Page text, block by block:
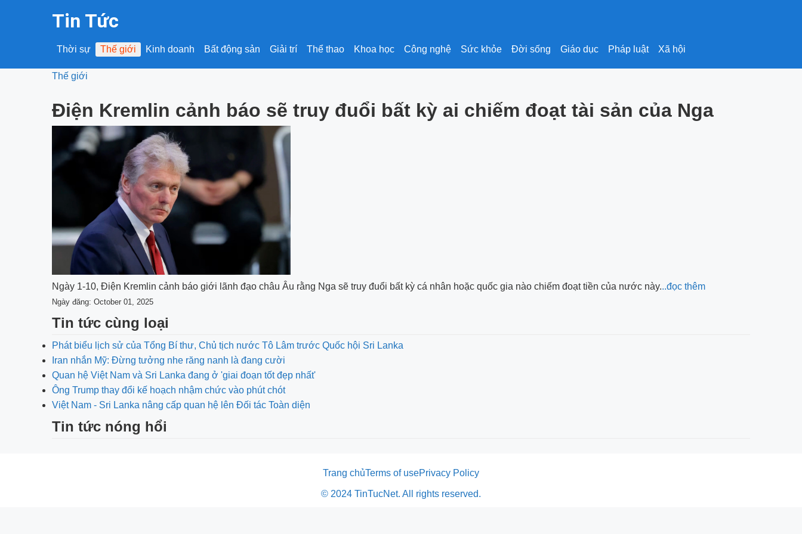
Tin Tức
Thời sự Thế giới Kinh doanh Bất động sản Giải trí Thể thao Khoa học Công nghệ Sức khỏe Đời sống Giáo dục Pháp luật Xã hội
Thế giới
Điện Kremlin cảnh báo sẽ truy đuổi bất kỳ ai chiếm đoạt tài sản của Nga
Ngày 1-10, Điện Kremlin cảnh báo giới lãnh đạo châu Âu rằng Nga sẽ truy đuổi bất kỳ cá nhân hoặc quốc gia nào chiếm đoạt tiền của nước này...đọc thêm
Ngày đăng: October 01, 2025
Tin tức cùng loại
Phát biểu lịch sử của Tổng Bí thư, Chủ tịch nước Tô Lâm trước Quốc hội Sri Lanka
Iran nhắn Mỹ: Đừng tưởng nhe răng nanh là đang cười
Quan hệ Việt Nam và Sri Lanka đang ở 'giai đoạn tốt đẹp nhất'
Ông Trump thay đổi kế hoạch nhậm chức vào phút chót
Việt Nam - Sri Lanka nâng cấp quan hệ lên Đối tác Toàn diện
Tin tức nóng hổi
Trang chủTerms of usePrivacy Policy
© 2024 TinTucNet. All rights reserved.